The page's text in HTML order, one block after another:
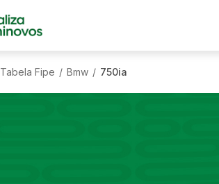
Tabela Fipe / Bmw / 750ia